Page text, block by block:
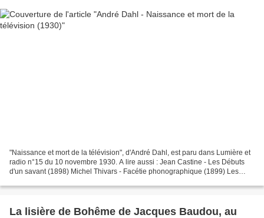
"Naissance et mort de la télévision", d'André Dahl, est paru dans Lumière et
radio n°15 du 10 novembre 1930. A lire aussi : Jean Castine - Les Débuts
d'un savant (1898) Michel Thivars - Facétie phonographique (1899) Les
La lisière de Bohême de Jacques Baudou, au